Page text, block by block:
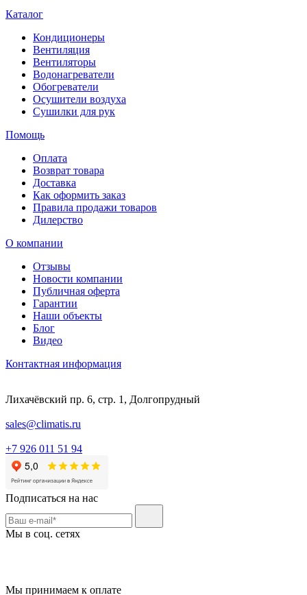
Каталог
Кондиционеры
Вентиляция
Вентиляторы
Водонагреватели
Обогреватели
Осушители воздуха
Сушилки для рук
Помощь
Оплата
Возврат товара
Доставка
Как оформить заказ
Правила продажи товаров
Дилерство
О компании
Отзывы
Новости компании
Публичная оферта
Гарантии
Наши объекты
Блог
Видео
Контактная информация
Лихачёвский пр. 6, стр. 1, Долгопрудный
sales@climatis.ru
+7 926 011 51 94
Подписаться на нас
Мы в соц. сетях
Мы принимаем к оплате